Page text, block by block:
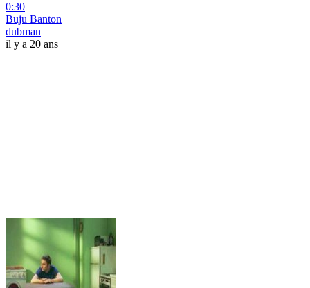
0:30
Buju Banton
dubman
il y a 20 ans